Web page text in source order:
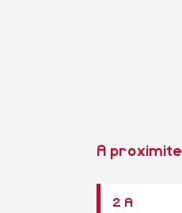
A proximite
2 A